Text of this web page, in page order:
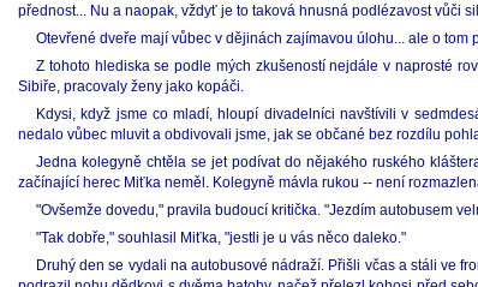
přednost... Nu a naopak, vždyť je to taková hnusná podlézavost vůči
Otevřené dveře mají vůbec v dějinách zajímavou úlohu... ale o tom
Z tohoto hlediska se podle mých zkušeností nejdále v naprosté
Sibiře, pracovaly ženy jako kopáči.
Kdysi, když jsme co mladí, hloupí divadelníci navštívili v
nedalo vůbec mluvit a obdivovali jsme, jak se občané bez rozdílu
Jedna kolegyně chtěla se jet podívat do nějakého ruského
začínající herec Miťka neměl. Kolegyně mávla rukou -- není
"Ovšemže dovedu," pravila budoucí kritička. "Jezdím autobusem
"Tak dobře," souhlasil Miťka, "jestli je u vás něco daleko."
Druhý den se vydali na autobusové nádraží. Přišli včas a stáli ve